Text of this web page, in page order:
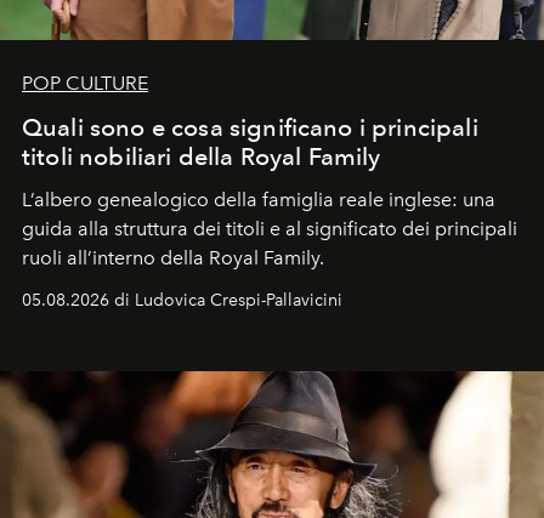
POP CULTURE
Quali sono e cosa significano i principali
titoli nobiliari della Royal Family
L’albero genealogico della famiglia reale inglese: una
guida alla struttura dei titoli e al significato dei principali
ruoli all’interno della Royal Family.
05.08.2026 di Ludovica Crespi-Pallavicini